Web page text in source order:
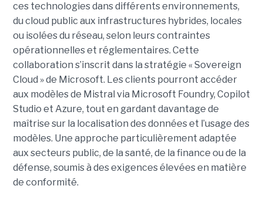
ces technologies dans différents environnements,
du cloud public aux infrastructures hybrides, locales
ou isolées du réseau, selon leurs contraintes
opérationnelles et réglementaires. Cette
collaboration s’inscrit dans la stratégie « Sovereign
Cloud » de Microsoft. Les clients pourront accéder
aux modèles de Mistral via Microsoft Foundry, Copilot
Studio et Azure, tout en gardant davantage de
maîtrise sur la localisation des données et l’usage des
modèles. Une approche particulièrement adaptée
aux secteurs public, de la santé, de la finance ou de la
défense, soumis à des exigences élevées en matière
de conformité.